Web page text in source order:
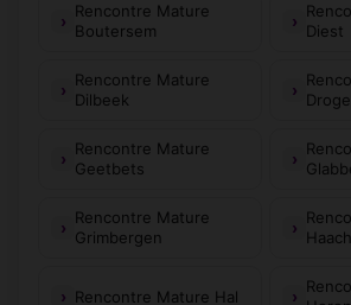
Rencontre Mature
Boutersem
Diest
Rencontre Mature
Dilbeek
Rencontre Mature
Geetbets
Rencontre Mature
Grimbergen
Rencontre Mature Hal